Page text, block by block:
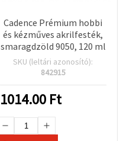
Cadence Prémium hobbi
és kézműves akrilfesték,
smaragdzöld 9050, 120 ml
SKU (leltári azonosító):
842915
1014.00 Ft